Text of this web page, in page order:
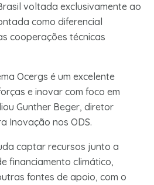
voltada exclusivamente ao
como diferencial
cooperações técnicas
Ocergs é um excelente
e inovar com foco em
Gunther Beger, diretor
Inovação nos ODS.
captar recursos junto a
financiamento climático,
fontes de apoio, com o